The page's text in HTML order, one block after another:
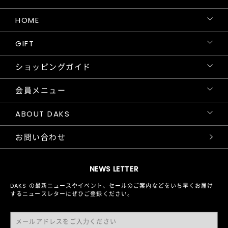
NEWS LETTER
DAKS の最新ニュースやイベント、セールのご案内などをいち早くお届け
するニュースレターにぜひご登録ください。
HOME
GIFT
ショッピングガイド
会員メニュー
ABOUT DAKS
お問い合わせ